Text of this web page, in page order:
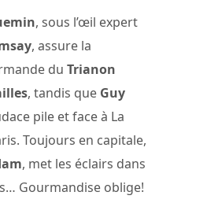
, sous l’œil expert
, assure la
du Trianon
, tandis que Guy
pile et face à La
Toujours en capitale,
, met les éclairs dans
Gourmandise oblige!